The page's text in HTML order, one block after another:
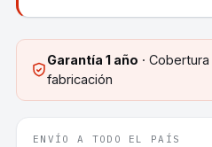
Garantía 1 año ·
fabricación
ENVÍO A TODO EL PAÍS